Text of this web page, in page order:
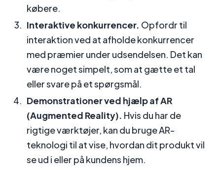
købere.
Interaktive konkurrencer. Opfordr til
interaktion ved at afholde konkurrencer
med præmier under udsendelsen. Det kan
være noget simpelt, som at gætte et tal
eller svare på et spørgsmål.
Demonstrationer ved hjælp af AR
(Augmented Reality). Hvis du har de
rigtige værktøjer, kan du bruge AR-
teknologi til at vise, hvordan dit produkt vil
se ud i eller på kundens hjem.